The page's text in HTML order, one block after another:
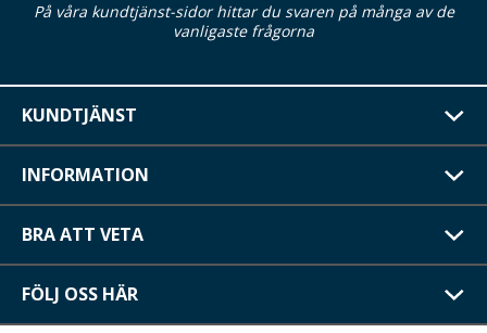
På våra kundtjänst-sidor hittar du svaren på många av de
vanligaste frågorna
KUNDTJÄNST
INFORMATION
BRA ATT VETA
FÖLJ OSS HÄR